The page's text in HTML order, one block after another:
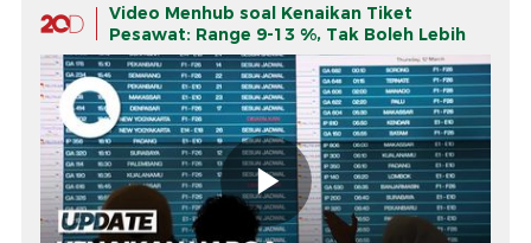
Video Menhub soal Kenaikan Tiket
Pesawat: Range 9-13 %, Tak Boleh Lebih